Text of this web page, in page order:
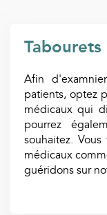
Tabourets
Afin
patients, optez
médicaux qui
pourrez
souhaitez.
médicaux
guéridons sur